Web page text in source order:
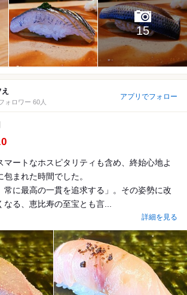
15
ォロワー 60人
アプリでフォロー
マートなホスピタリティも含め、終始心地よ
まれた時間でした。
常に最高の一貫を追求する」。その姿勢に改
る、恵比寿の至宝とも言...
詳細を見る